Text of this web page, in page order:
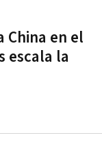
en el
escala la